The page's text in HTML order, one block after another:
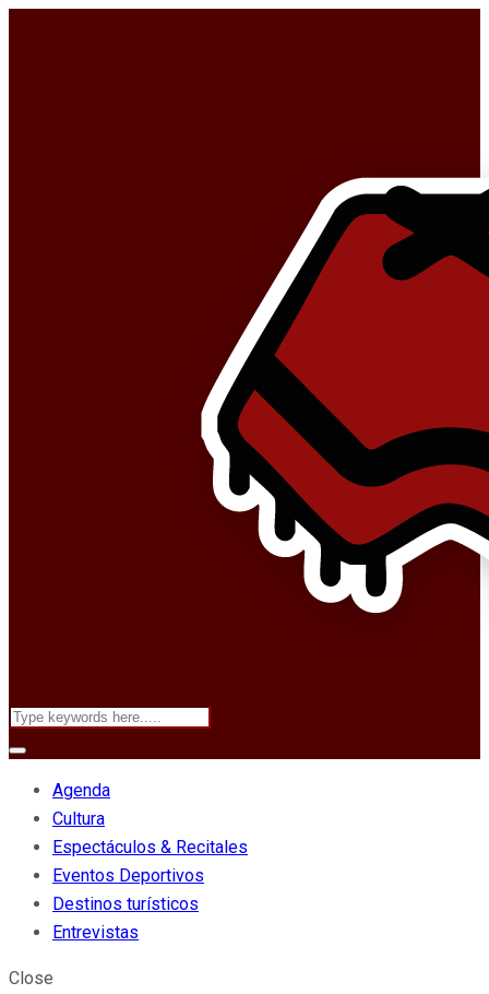
Agenda
Cultura
Espectáculos & Recitales
Eventos Deportivos
Destinos turísticos
Entrevistas
Close